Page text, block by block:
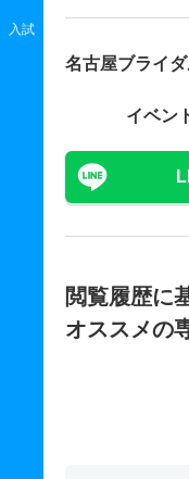
入試
名古屋ブライ
イベン
閲覧履歴に
オススメの